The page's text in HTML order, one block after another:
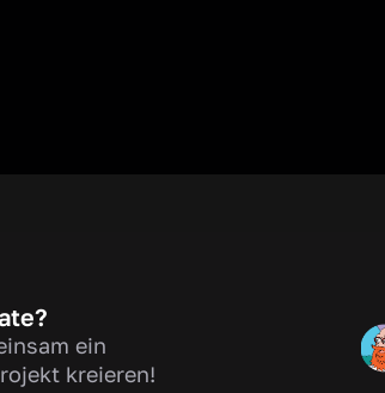
ein
kreieren!